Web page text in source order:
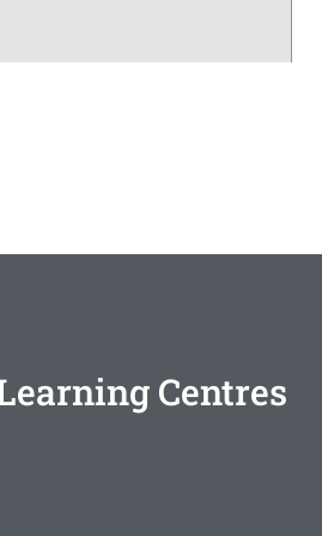
Centres